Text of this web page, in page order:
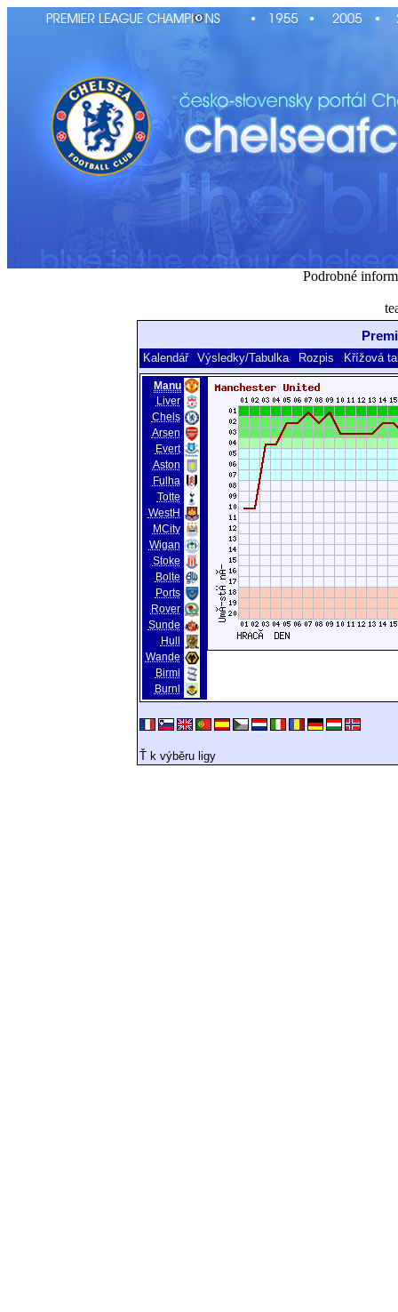
Podrobné
Kalendář Výsledky/Tabulka Rozpis Křížová
Manu
Liver
Chels
Arsen
Evert
Aston
Fulha
Totte
WestH
MCity
Wigan
Stoke
Bolte
Ports
Rover
Sunde
Hull
Wande
Birmi
Burnl
Ť k výběru ligy